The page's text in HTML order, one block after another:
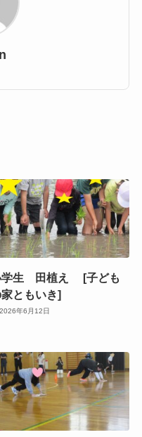
学生 田植え [子ども
ともいき]
2026年6月12日